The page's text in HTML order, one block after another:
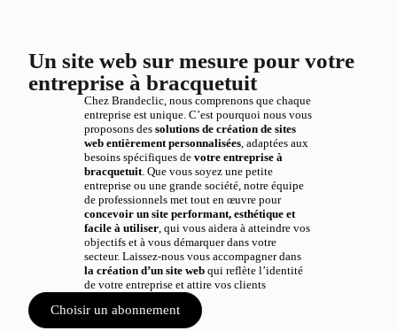
Un site web sur mesure pour votre
entreprise à bracquetuit
Chez Brandeclic, nous comprenons que chaque
entreprise est unique. C’est pourquoi nous vous
proposons des solutions de création de sites
web entièrement personnalisées, adaptées aux
besoins spécifiques de votre entreprise à
bracquetuit. Que vous soyez une petite
entreprise ou une grande société, notre équipe
de professionnels met tout en œuvre pour
concevoir un site performant, esthétique et
facile à utiliser, qui vous aidera à atteindre vos
objectifs et à vous démarquer dans votre
secteur. Laissez-nous vous accompagner dans
la création d’un site webqui reflète l’identité
de votre entreprise et attire vos clients
Choisir un abonnement